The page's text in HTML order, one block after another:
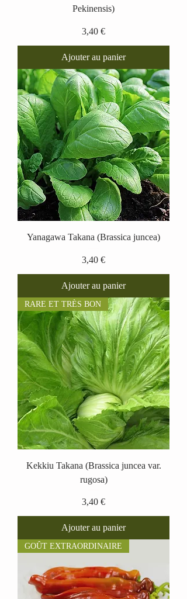
Pekinensis)
Prix
3,40 €
Ajouter au panier
Yanagawa Takana (Brassica juncea)
Prix
3,40 €
Ajouter au panier
RARE ET TRÈS BON
Kekkiu Takana (Brassica juncea var.
rugosa)
Prix
3,40 €
Ajouter au panier
GOÛT EXTRAORDINAIRE